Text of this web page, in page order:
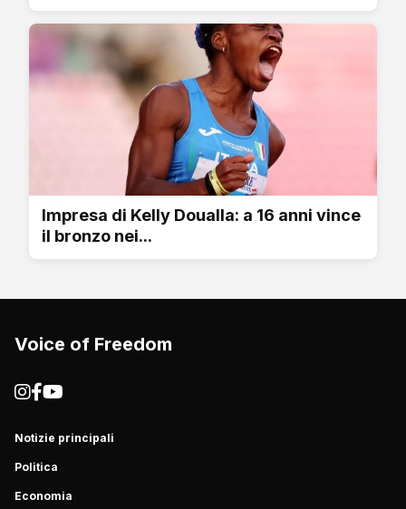
Impresa di Kelly Doualla: a 16 anni vince
il bronzo nei...
Voice of Freedom
Notizie principali
Politica
Economia